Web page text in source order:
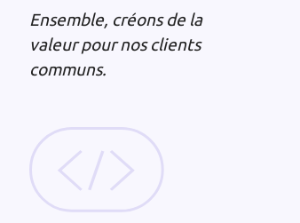
Ensemble, créons de la
valeur pour nos clients
communs.